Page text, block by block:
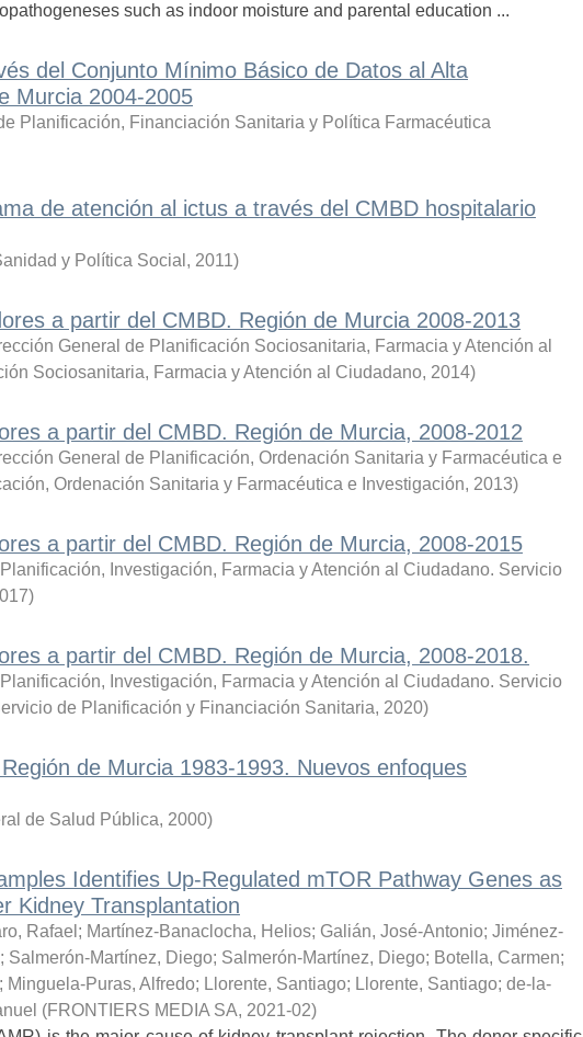
such as indoor moisture and parental education ...
del Conjunto Mínimo Básico de Datos al Alta
Murcia 2004-2005
Planificación, Financiación Sanitaria y Política Farmacéutica
de atención al ictus a través del CMBD hospitalario
y Política Social , 2011)
a partir del CMBD. Región de Murcia 2008-2013
General de Planificación Sociosanitaria, Farmacia y Atención al
Sociosanitaria, Farmacia y Atención al Ciudadano, 2014)
a partir del CMBD. Región de Murcia, 2008-2012
General de Planificación, Ordenación Sanitaria y Farmacéutica e
Ordenación Sanitaria y Farmacéutica e Investigación, 2013)
a partir del CMBD. Región de Murcia, 2008-2015
Investigación, Farmacia y Atención al Ciudadano. Servicio
)
a partir del CMBD. Región de Murcia, 2008-2018.
Investigación, Farmacia y Atención al Ciudadano. Servicio
de Planificación y Financiación Sanitaria, 2020)
de Murcia 1983-1993. Nuevos enfoques
de Salud Pública, 2000)
Identifies Up-Regulated mTOR Pathway Genes as
Kidney Transplantation
Rafael ; Martínez-Banaclocha, Helios; Galián, José-Antonio; Jiménez-
; Salmerón-Martínez, Diego; Salmerón-Martínez, Diego; Botella, Carmen;
; Minguela-Puras, Alfredo; Llorente, Santiago; Llorente, Santiago; de-la-
(FRONTIERS MEDIA SA, 2021-02)